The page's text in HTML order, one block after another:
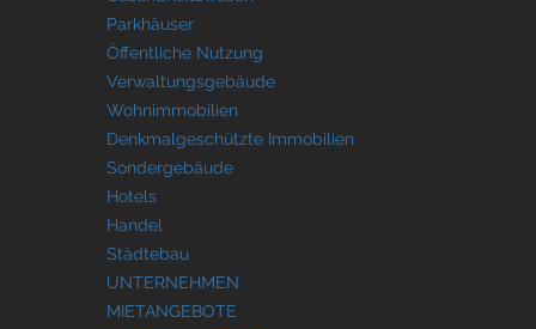
Parkhäuser
Öffentliche Nutzung
Verwaltungsgebäude
Wohnimmobilien
Denkmalgeschützte Immobilien
Sondergebäude
Hotels
Handel
Städtebau
UNTERNEHMEN
MIETANGEBOTE